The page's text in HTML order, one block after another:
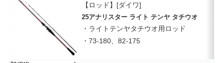
【ロッド】[ダイワ]
25アナリスター ライト テンヤ タチウオ
・ライトテンヤタチウオ用ロッド
・73-180、82-175